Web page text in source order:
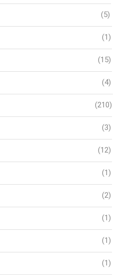
(5)
(1)
(15)
(4)
(210)
(3)
(12)
(1)
(2)
(1)
(1)
(1)